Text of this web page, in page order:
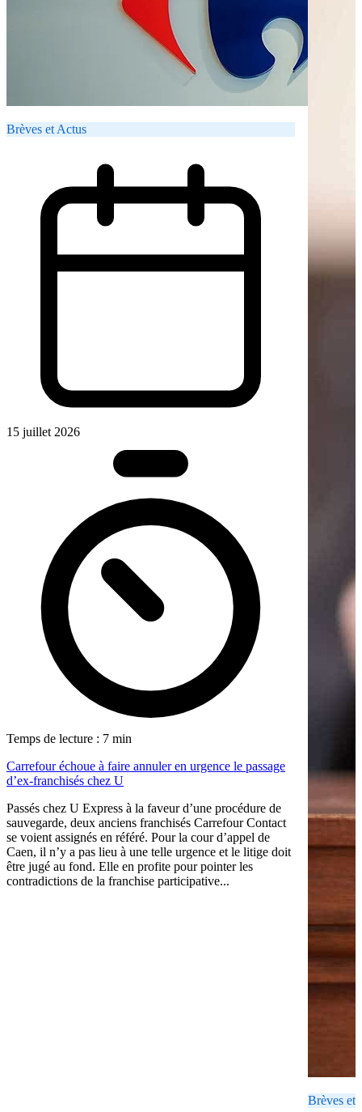
Brèves et Actus
15 juillet 2026
Temps de lecture : 7 min
Carrefour échoue à faire annuler en urgence le passage
d’ex-franchisés chez U
Passés chez U Express à la faveur d’une procédure de
sauvegarde, deux anciens franchisés Carrefour Contact
se voient assignés en référé. Pour la cour d’appel de
Caen, il n’y a pas lieu à une telle urgence et le litige doit
être jugé au fond. Elle en profite pour pointer les
contradictions de la franchise participative...
Brèves et